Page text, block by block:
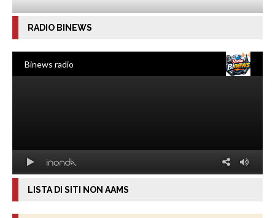
RADIO BINEWS
LISTA DI SITI NON AAMS